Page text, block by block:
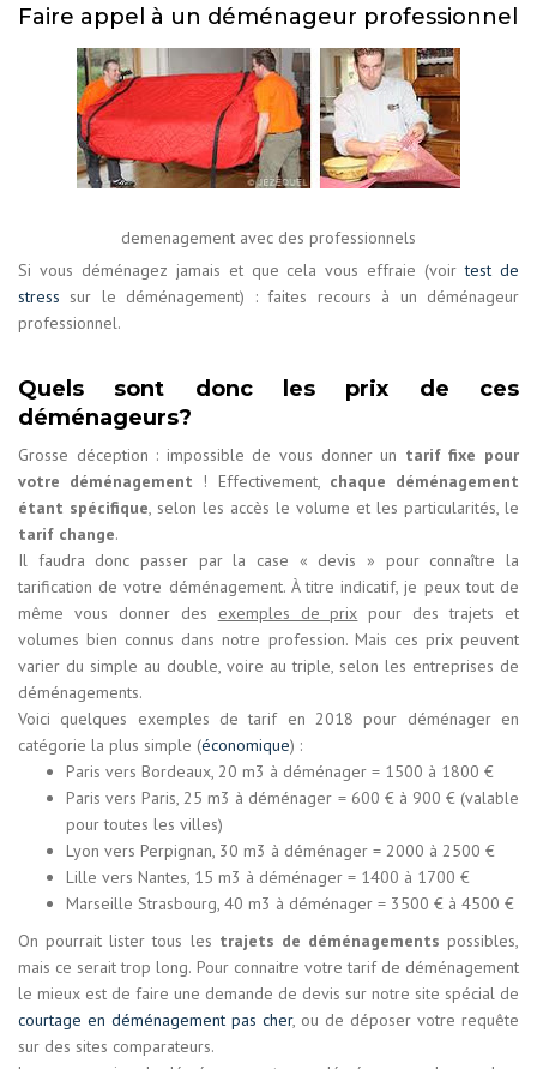
Faire appel à un déménageur professionnel
demenagement avec des professionnels
Si vous déménagez jamais et que cela vous effraie (voirtest de
stress sur le déménagement) : faites recours à un déménageur
professionnel.
Quels sont donc les prix de ces
déménageurs?
Grosse déception : impossible de vous donner un tarif fixe pour
votre déménagement ! Effectivement, chaque déménagement
étant spécifique, selon les accès le volume et les particularités, le
tarif change.
Il faudra donc passer par la case « devis » pour connaître la
tarification de votre déménagement. À titre indicatif, je peux tout de
même vous donner des exemples de prix pour des trajets et
volumes bien connus dans notre profession. Mais ces prix peuvent
varier du simple au double, voire au triple, selon les entreprises de
déménagements.
Voici quelques exemples de tarif en 2018 pour déménager en
catégorie la plus simple (économique) :
Paris vers Bordeaux, 20 m3 à déménager = 1500 à 1800 €
Paris vers Paris, 25 m3 à déménager = 600 € à 900 € (valable
pour toutes les villes)
Lyon vers Perpignan, 30 m3 à déménager = 2000 à 2500 €
Lille vers Nantes, 15 m3 à déménager = 1400 à 1700 €
Marseille Strasbourg, 40 m3 à déménager = 3500 € à 4500 €
On pourrait lister tous les trajets de déménagements possibles,
mais ce serait trop long. Pour connaitre votre tarif de déménagement
le mieux est de faire une demande de devis sur notre site spécial de
courtage en déménagement pas cher, ou de déposer votre requête
sur des sites comparateurs.